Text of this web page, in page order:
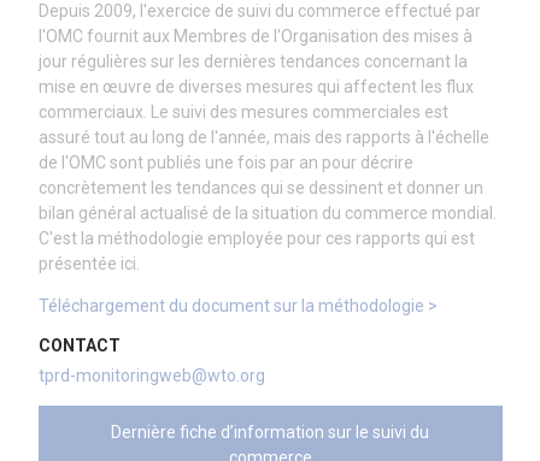
Depuis 2009, l'exercice de suivi du commerce effectué par
l'OMC fournit aux Membres de l'Organisation des mises à
jour régulières sur les dernières tendances concernant la
mise en œuvre de diverses mesures qui affectent les flux
commerciaux. Le suivi des mesures commerciales est
assuré tout au long de l'année, mais des rapports à l'échelle
de l'OMC sont publiés une fois par an pour décrire
concrètement les tendances qui se dessinent et donner un
bilan général actualisé de la situation du commerce mondial.
C'est la méthodologie employée pour ces rapports qui est
présentée ici.
Téléchargement du document sur la méthodologie >
CONTACT
tprd-monitoringweb@wto.org
Dernière fiche d’information sur le suivi du
commerce